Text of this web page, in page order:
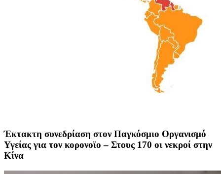
Έκτακτη συνεδρίαση στον Παγκόσμιο Οργανισμό
Υγείας για τον κορονοϊο – Στους 170 οι νεκροί στην
Κίνα